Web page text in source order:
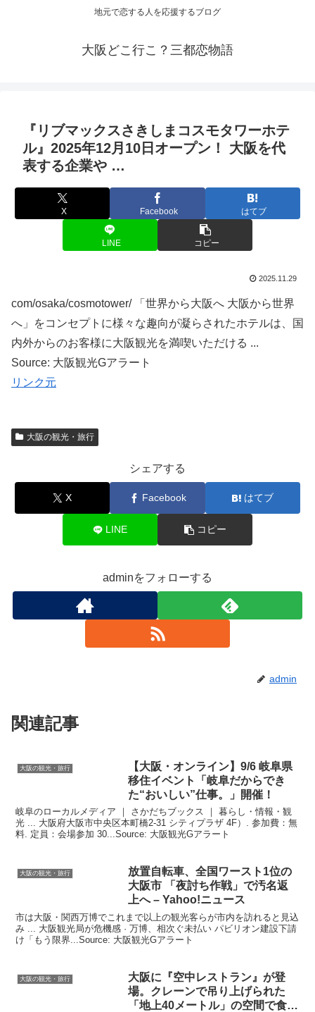
地元で恋する人を応援するブログ
大阪どこ行こ？三都恋物語
『リブマックスさきしまコスモタワーホテ
ル』2025年12月10日オープン！ 大阪を代
表する企業や …
X Facebook はてブ
LINE コピー
2025.11.29
com/osaka/cosmotower/ 「世界から大阪へ 大阪から世界
へ」をコンセプトに様々な趣向が凝らされたホテルは、国
内外からのお客様に大阪観光を満喫いただける ...
Source: 大阪観光Gアラート
リンク元
大阪の観光・旅行
シェアする
X Facebook はてブ
LINE コピー
adminをフォローする
admin
関連記事
大阪の観光・旅行 【大阪 ・オンライン】9/6 岐阜県
移住イベント「岐阜だからでき
た“おいしい”仕事。」開催！
岐阜のローカルメディア ｜ さかだちブックス ｜ 暮らし・情報・観
光 ... 大阪府大阪市中央区本町橋2-31 シティプラザ 4F）. 参加費：無
料. 定員：会場参加 30...Source: 大阪観光Gアラート
大阪の観光・旅行
放置自転車、全国ワースト1位の
大阪市 「夜討ち作戦」で汚名返
上へ – Yahoo!ニュース
市は大阪・関西万博でこれまで以上の観光客らが市内を訪れると見込
み ... 大阪観光局が危機感 · 万博、相次ぐ未払い パビリオン建設下請
け「もう限界...Source: 大阪観光Gアラート
大阪の観光・旅行 大阪に『空中レストラン』が登
場。クレーンで吊り上げられた
「地上40メートル」の空間で食体